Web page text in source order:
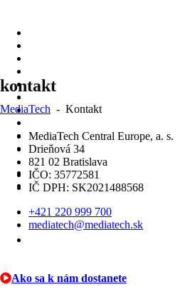
content
kontakt
MediaTech - Kontakt
MediaTech Central Europe, a. s.
Drieňová 34
821 02 Bratislava
IČO: 35772581
IČ DPH: SK2021488568
+421 220 999 700
mediatech@mediatech.sk
Ako sa k nám dostanete